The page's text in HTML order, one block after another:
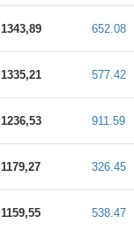
1343,89 652.08
1335,21 577.42
1236,53 911.59
1179,27 326.45
1159,55 538.47